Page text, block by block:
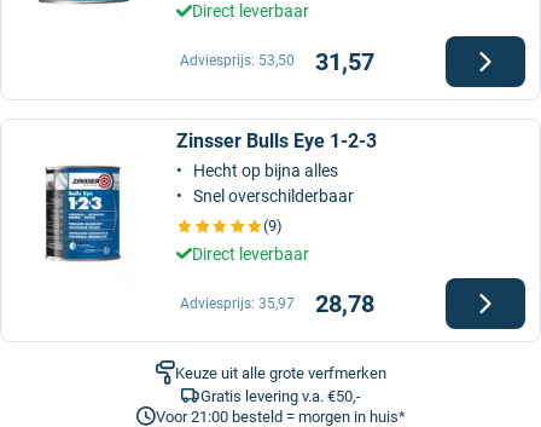
Direct leverbaar
31,57
Adviesprijs: 53,50
Zinsser Bulls Eye 1-2-3
Hecht op bijna alles
Snel overschilderbaar
(9)
Direct leverbaar
28,78
Adviesprijs: 35,97
Keuze uit alle grote verfmerken
Gratis levering v.a. €50,-
Voor 21:00 besteld = morgen in huis*